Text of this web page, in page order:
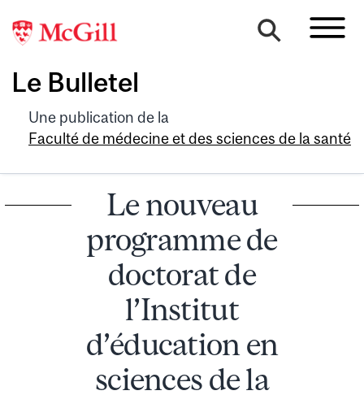
Le Bulletel
Une publication de la
Faculté de médecine et des sciences de la santé
Le nouveau
programme de
doctorat de
l’Institut
d’éducation en
sciences de la